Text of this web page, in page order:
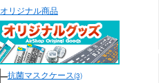
オリジナル商品
抗菌マスクケース(3)